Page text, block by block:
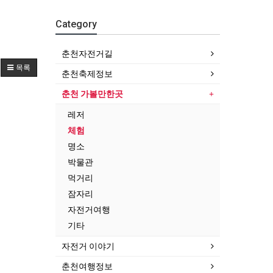
목록
Category
춘천자전거길
춘천축제정보
춘천 가볼만한곳
레저
체험
명소
박물관
먹거리
잠자리
자전거여행
기타
자전거 이야기
춘천여행정보